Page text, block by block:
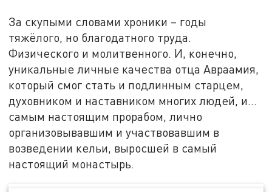
За скупыми словами хроники – годы
тяжёлого, но благодатного труда.
Физического и молитвенного. И, конечно,
уникальные личные качества отца Авраамия,
который смог стать и подлинным старцем,
духовником и наставником многих людей, и...
самым настоящим прорабом, лично
организовывавшим и участвовавшим в
возведении кельи, выросшей в самый
настоящий монастырь.